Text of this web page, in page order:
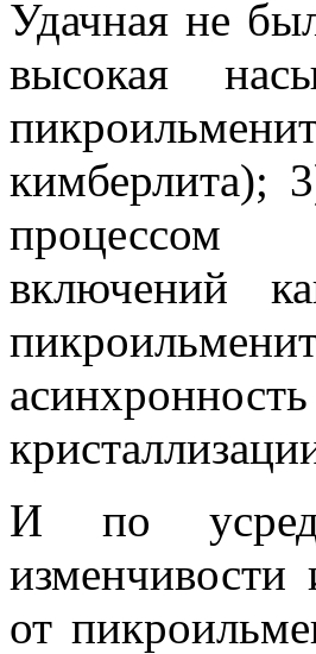
Удачная не
высокая
кимберлита);
процессом
включений
И по
изменчивости
от